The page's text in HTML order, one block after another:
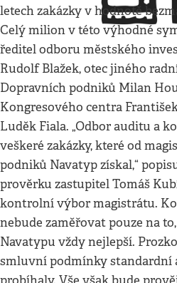
letech zakázky v hodnotě
Celý milion v této výhodné
ředitel odboru městského
Rudolf Blažek, otec jiného
Dopravních podniků Milan
Kongresového centra
Luděk Fiala. „Odbor auditu a
veškeré zakázky, které od
podniků Navatyp získal,“
prověrku zastupitel Tomáš
kontrolní výbor magistrátu.
nebude zaměřovat pouze na
Navatypu vždy nejlepší.
smluvní podmínky standardní